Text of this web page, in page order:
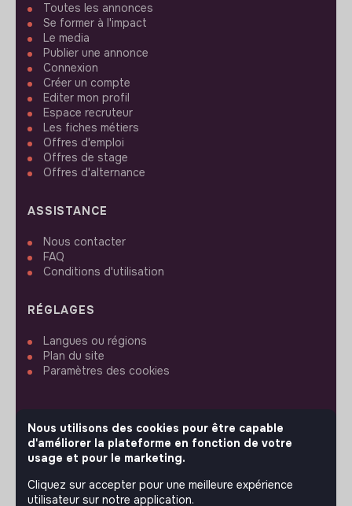
Toutes les annonces
Se former à l'impact
Le media
Publier une annonce
Connexion
Créer un compte
Editer mon profil
Espace recruteur
Les fiches métiers
Offres d'emploi
Offres de stage
Offres d'alternance
ASSISTANCE
Nous contacter
FAQ
Conditions d'utilisation
RÉGLAGES
Langues ou régions
Plan du site
Paramètres des cookies
SUIVEZ-NOUS
Nous utilisons des cookies pour être capable
d'améliorer la plateforme en fonction de votre
usage et pour le marketing.
Cliquez sur accepter pour une meilleure expérience
utilisateur sur notre application.